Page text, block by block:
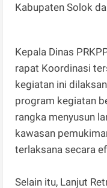
Kabupaten Solok
Kepala Dinas
rapat Koordinasi
kegiatan ini
program kegiatan
rangka menyusun
kawasan
terlaksana secara
Selain itu, Lanjut